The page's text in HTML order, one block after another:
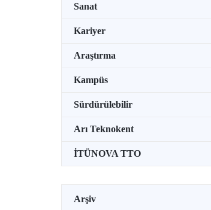
Sanat
Kariyer
Araştırma
Kampüs
Sürdürülebilir
Arı Teknokent
İTÜNOVA TTO
Arşiv